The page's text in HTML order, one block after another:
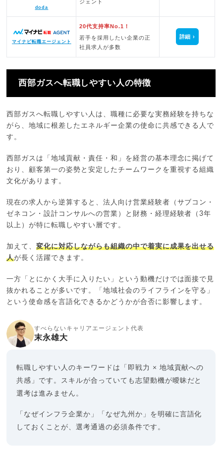
doda
ジェント
マイナビ転職エージェント
20代支持率No.1！
若手を採用したい企業の正
社員求人が多数
詳細
西部ガスへ転職しやすい人の特徴
西部ガスへ転職しやすい人は、職種に必要な実務経験を持ちな
がら、地域に根差したエネルギー企業の使命に共感できる人で
す。
西部ガスは「地域貢献・責任・和」を経営の基本理念に掲げて
おり、顧客第一の姿勢と安定したチームワークを重視する組織
文化があります。
現在の求人から逆算すると、法人向け営業経験者（サブコン・
ゼネコン・設計コンサルへの営業）と財務・経理経験者（3年
以上）が特に転職しやすい層です。
加えて、変化に対応しながらも組織の中で着実に成果を出せる
人が長く活躍できます。
一方「とにかく大手に入りたい」という動機だけでは面接で見
抜かれることが多いです。「地域社会のライフラインを守る」
という使命感を言語化できるかどうかが合否に影響します。
すべらないキャリアエージェント代表
末永雄大
転職しやすい人のキーワードは「即戦力 × 地域貢献への
共感」です。スキルが合っていても志望動機が曖昧だと
選考は進みません。
「なぜインフラ企業か」「なぜ九州か」を明確に言語化
しておくことが、選考通過の必須条件です。